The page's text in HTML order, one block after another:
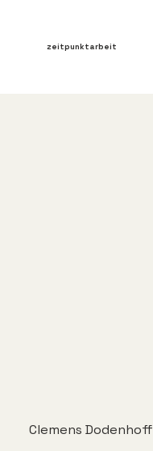
zeitpunktarbeit
Clemens Dodenhoff